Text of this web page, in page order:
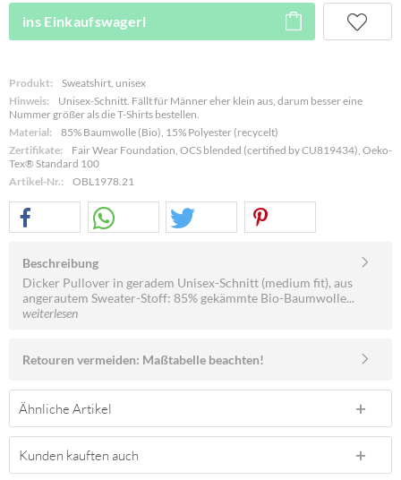
ins Einkaufswagerl
Produkt:
Sweatshirt, unisex
Hinweis:
Unisex-Schnitt. Fällt für Männer eher klein aus, darum besser eine
Nummer größer als die T-Shirts bestellen.
Material:
85% Baumwolle (Bio), 15% Polyester (recycelt)
Zertifikate:
Fair Wear Foundation, OCS blended (certified by CU819434), Oeko-
Tex® Standard 100
Artikel-Nr.:
OBL1978.21
Beschreibung
Dicker Pullover in geradem Unisex-Schnitt (medium fit), aus
angerautem Sweater-Stoff: 85% gekämmte Bio-Baumwolle...
weiterlesen
Retouren vermeiden: Maßtabelle beachten!
Ähnliche Artikel
Kunden kauften auch